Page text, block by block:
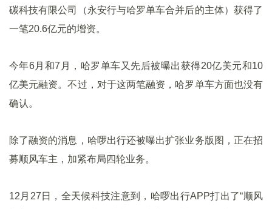
碳科技有限公司（永安行与哈罗单车合并后的主体）获得了
一笔20.6亿元的增资。
今年6月和7月，哈罗单车又先后被曝出获得20亿美元和10
亿美元融资。不过，对于这两笔融资，哈罗单车方面也没有
确认。
除了融资的消息，哈啰出行还被曝出扩张业务版图，正在招
募顺风车主，加紧布局四轮业务。
12月27日，全天候科技注意到，哈啰出行APP打出了“顺风